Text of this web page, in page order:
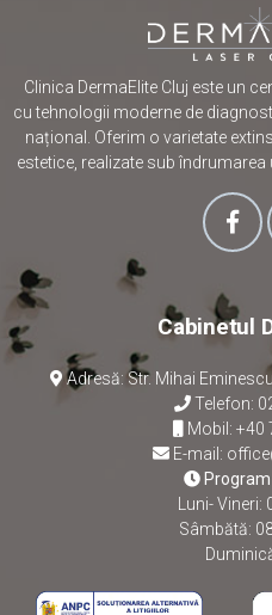
Clinica DermaElite Cluj este un
cu tehnologii moderne de
național. Oferim o varietate
estetice, realizate sub
Cabinetul
Adresă: Str. Mihai
Telefon:
Mobil: +40
E-mail:
Program
Luni-
Sâmbătă: